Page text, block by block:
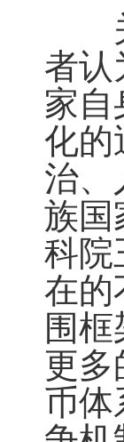
关
者
家
化
治
族
科
在
围
更
币